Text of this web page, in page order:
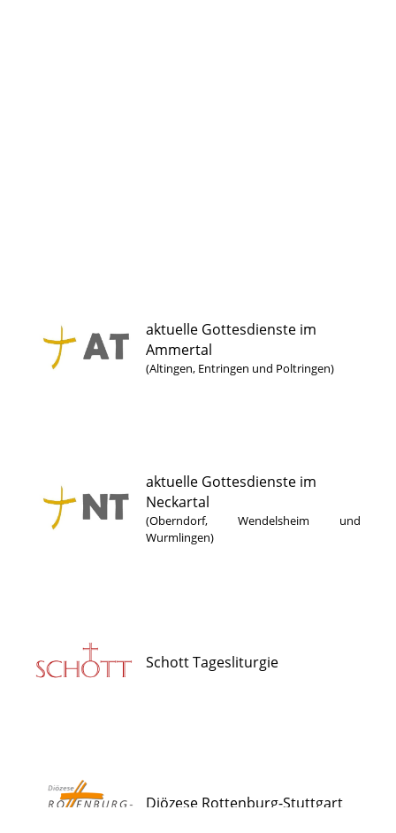
aktuelle Gottesdienste im
Ammertal
(Altingen, Entringen und Poltringen)
aktuelle Gottesdienste im
Neckartal
(Oberndorf, Wendelsheim und
Wurmlingen)
Schott Tagesliturgie
Diözese Rottenburg-Stuttgart